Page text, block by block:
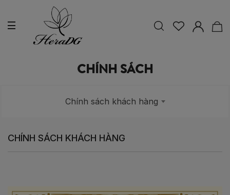
CHÍNH SÁCH
Chính sách khách hàng
CHÍNH SÁCH KHÁCH HÀNG